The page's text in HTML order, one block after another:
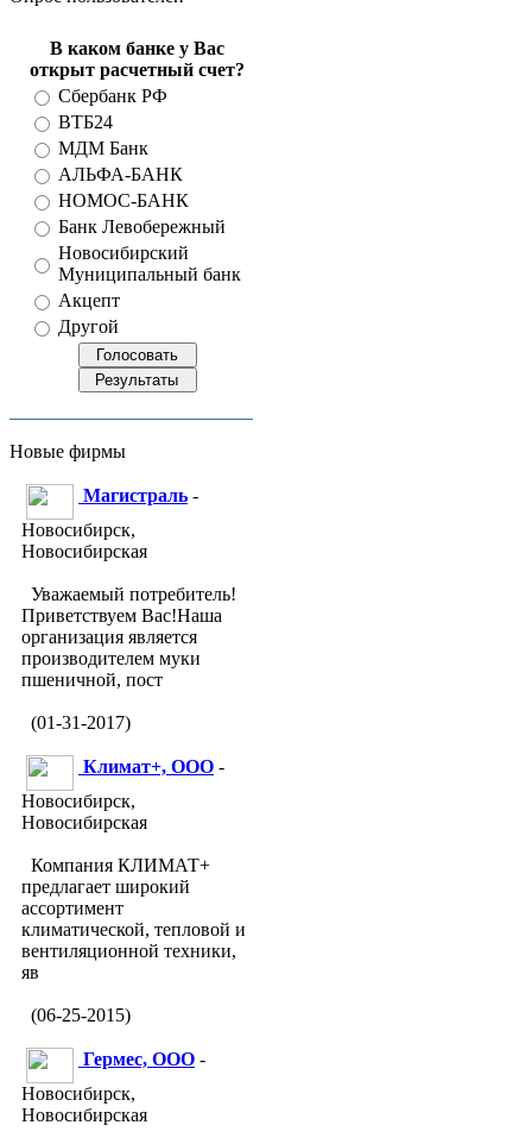
В каком банке у Вас
открыт расчетный счет?
Сбербанк РФ
ВТБ24
МДМ Банк
АЛЬФА-БАНК
НОМОС-БАНК
Банк Левобережный
Новосибирский
Муниципальный банк
Акцепт
Другой
Новые фирмы
Магистраль -
Новосибирск,
Новосибирская
Уважаемый потребитель!
Приветствуем Вас!Наша
организация является
производителем муки
пшеничной, пост
(01-31-2017)
Климат+, ООО -
Новосибирск,
Новосибирская
Компания КЛИМАТ+
предлагает широкий
ассортимент
климатической, тепловой и
вентиляционной техники,
яв
(06-25-2015)
Гермес, ООО -
Новосибирск,
Новосибирская